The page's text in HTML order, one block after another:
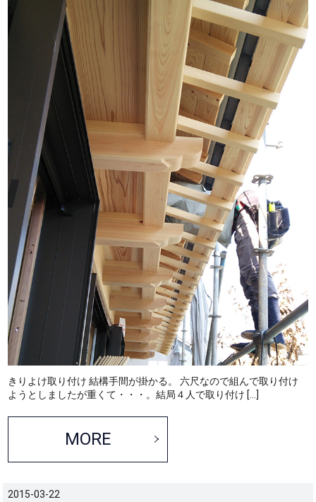
きりよけ取り付け 結構手間が掛かる。 六尺なので組んで取り付け
ようとしましたが重くて・・・。結局４人で取り付け […]
MORE
2015-03-22